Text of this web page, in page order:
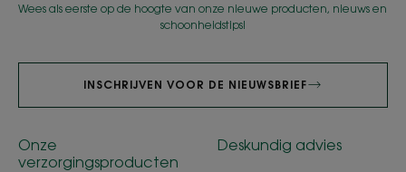
Wees als eerste op de hoogte van onze nieuwe producten, nieuws en
schoonheidstips!
INSCHRIJVEN VOOR DE NIEUWSBRIEF
Onze
verzorgingsproducten
Deskundig advies